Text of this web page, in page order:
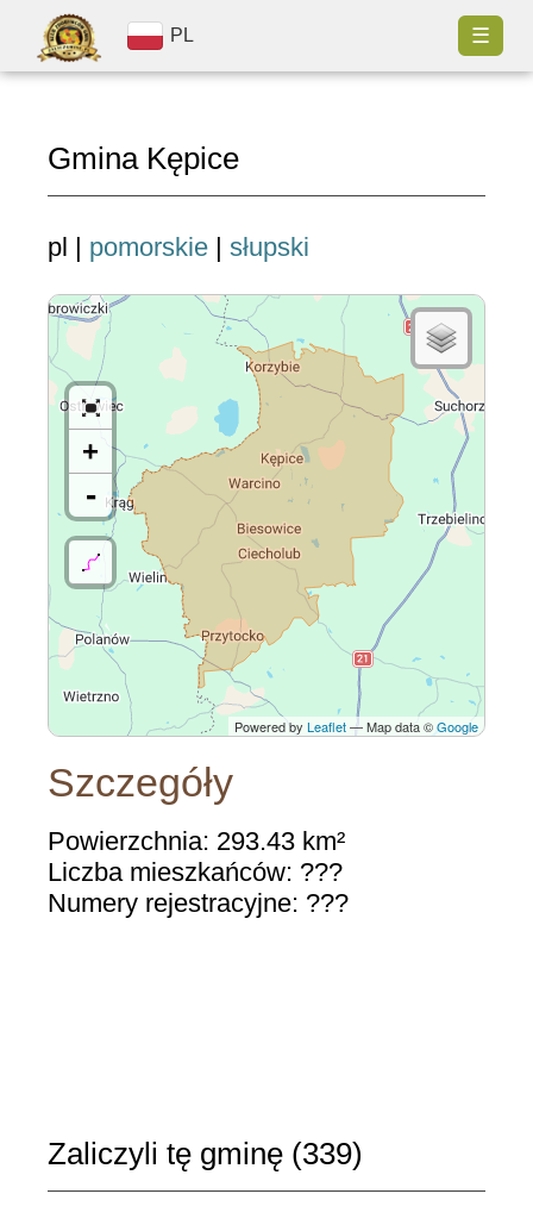
PL ☰
Gmina Kępice
pl | pomorskie | słupski
+
-
Powered by Leaflet— Map data ©Google
Szczegóły
Powierzchnia: 293.43 km²
Liczba mieszkańców: ???
Numery rejestracyjne: ???
Zaliczyli tę gminę (339)